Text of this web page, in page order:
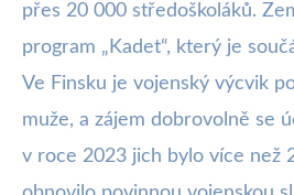
přes 20 000 středoškoláků.
program „Kadet“, který je
Ve Finsku je vojenský výcvik
muže, a zájem dobrovolně se
v roce 2023 jich bylo více než